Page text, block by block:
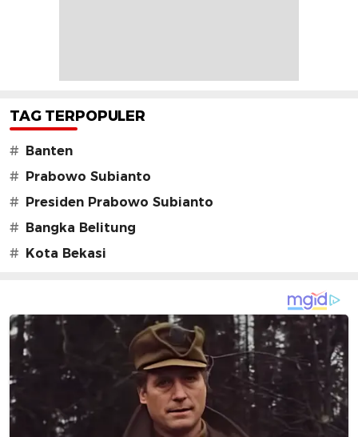
TAG TERPOPULER
#
Banten
#
Prabowo Subianto
#
Presiden Prabowo Subianto
#
Bangka Belitung
#
Kota Bekasi